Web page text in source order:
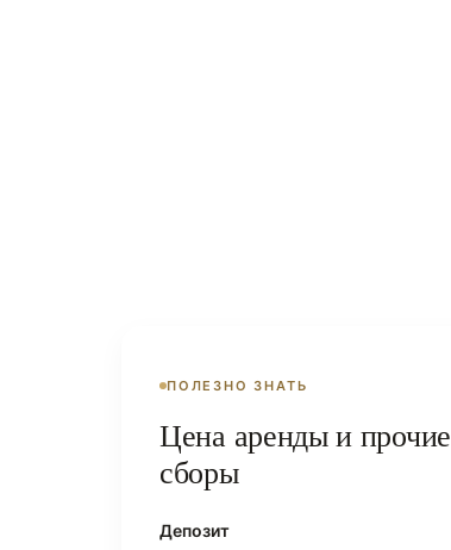
ПОЛЕЗНО ЗНАТЬ
Цена аренды и прочие
сборы
Депозит